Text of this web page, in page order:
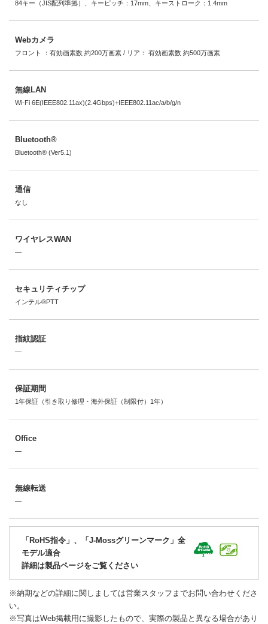
84キー（JIS配列準拠）、キーピッチ：17mm、キーストローク：1.4mm
Webカメラ
フロント ：有効画素数 約200万画素 / リア： 有効画素数 約500万画素
無線LAN
Wi-Fi 6E(IEEE802.11ax)(2.4Gbps)+IEEE802.11ac/a/b/g/n
Bluetooth®
Bluetooth® (Ver5.1)
通信
なし
ワイヤレスWAN
―
セキュリティチップ
インテル®PTT
指紋認証
―
保証期間
1年保証（引き取り修理・海外保証（制限付）1年）
Office
―
無線転送
―
「RoHS指令」、「J-Mossグリーンマーク」全
モデル適合
詳細は製品ページをご覧ください
※納期などの詳細に関しましては営業スタッフまでお問い合わせくださ
い。
※写真はWeb掲載用に撮影したもので、実際の製品と異なる場合があり